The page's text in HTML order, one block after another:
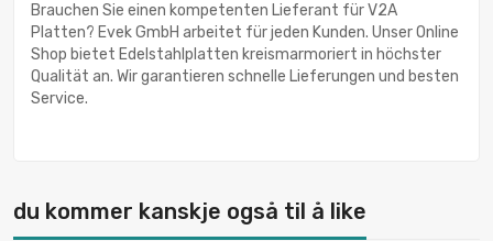
Brauchen Sie einen kompetenten Lieferant für V2A
Platten? Evek GmbH arbeitet für jeden Kunden. Unser Online
Shop bietet Edelstahlplatten kreismarmoriert in höchster
Qualität an. Wir garantieren schnelle Lieferungen und besten
Service.
du kommer kanskje også til å like